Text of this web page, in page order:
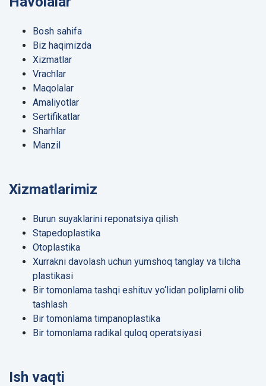
Bosh sahifa
Biz haqimizda
Xizmatlar
Vrachlar
Maqolalar
Amaliyotlar
Sertifikatlar
Sharhlar
Manzil
Xizmatlarimiz
Burun suyaklarini reponatsiya qilish
Stapedoplastika
Otoplastika
Xurrakni davolash uchun yumshoq tanglay va tilcha
plastikasi
Bir tomonlama tashqi eshituv yo‘lidan poliplarni olib
tashlash
Bir tomonlama timpanoplastika
Bir tomonlama radikal quloq operatsiyasi
Ish vaqti